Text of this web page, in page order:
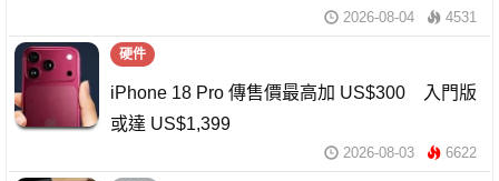
2026-08-04 4531
硬件
iPhone 18 Pro 傳售價最高加 US$300 入門版
或達 US$1,399
2026-08-03 6622